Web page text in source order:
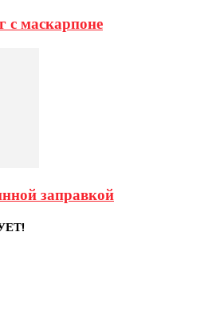
маскарпоне
заправкой